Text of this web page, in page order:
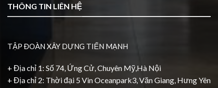
THÔNG TIN LIÊN HỆ
TẬP ĐOÀN XÂY DỰNG TIẾN MẠNH
+ Địa chỉ 1: Số 74, Ứng Cử, Chuyên Mỹ,Hà Nội
+ Địa chỉ 2: Thời đại 5 Vin Oceanpark3, Văn Giang, Hưng Yên